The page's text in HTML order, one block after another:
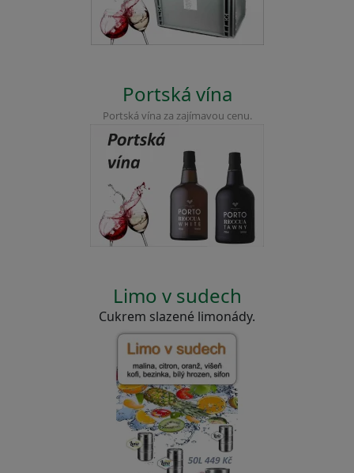
Portská vína
Portská vína za zajímavou cenu.
Limo v sudech
Cukrem slazené limonády.